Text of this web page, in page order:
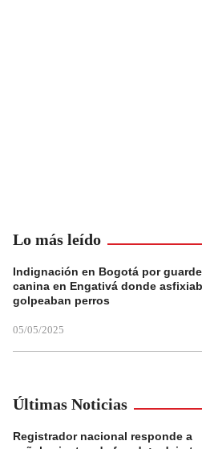
Lo más leído
Indignación en Bogotá por
canina en Engativá donde
golpeaban perros
05/05/2025
Últimas Noticias
Registrador nacional responde a